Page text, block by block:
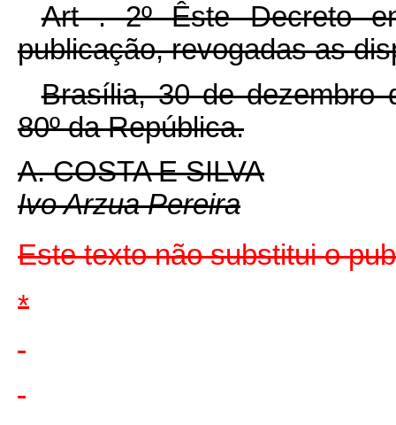
Art . 2º Êste Decreto
publicação, revogadas as
Brasília, 30 de dezembro
80º da República.
A. COSTA E SILVA
Ivo Arzua Pereira
Este texto não substitui o
*